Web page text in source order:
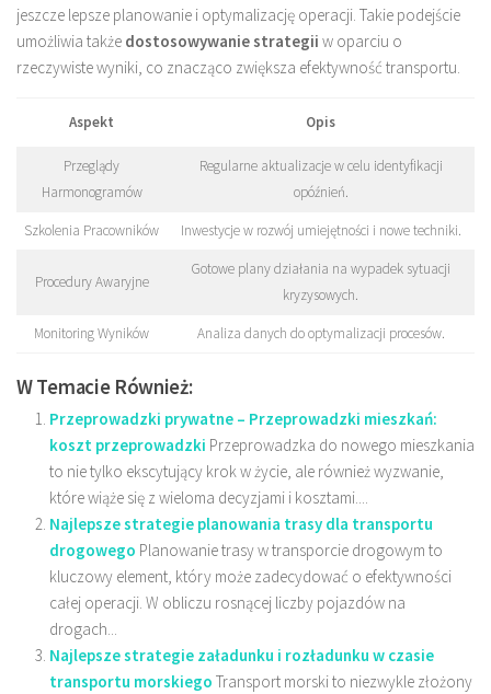
jeszcze lepsze planowanie i optymalizację operacji. Takie podejście
umożliwia także dostosowywanie strategii w oparciu o
rzeczywiste wyniki, co znacząco zwiększa efektywność transportu.
Aspekt Opis
Przeglądy
Harmonogramów
Regularne aktualizacje w celu identyfikacji
opóźnień.
Szkolenia Pracowników Inwestycje w rozwój umiejętności i nowe techniki.
Procedury Awaryjne
Gotowe plany działania na wypadek sytuacji
kryzysowych.
Monitoring Wyników Analiza danych do optymalizacji procesów.
W Temacie Również:
Przeprowadzki prywatne – Przeprowadzki mieszkań:
koszt przeprowadzki Przeprowadzka do nowego mieszkania
to nie tylko ekscytujący krok w życie, ale również wyzwanie,
które wiąże się z wieloma decyzjami i kosztami....
Najlepsze strategie planowania trasy dla transportu
drogowego Planowanie trasy w transporcie drogowym to
kluczowy element, który może zadecydować o efektywności
całej operacji. W obliczu rosnącej liczby pojazdów na
drogach...
Najlepsze strategie załadunku i rozładunku w czasie
transportu morskiego Transport morski to niezwykle złożony